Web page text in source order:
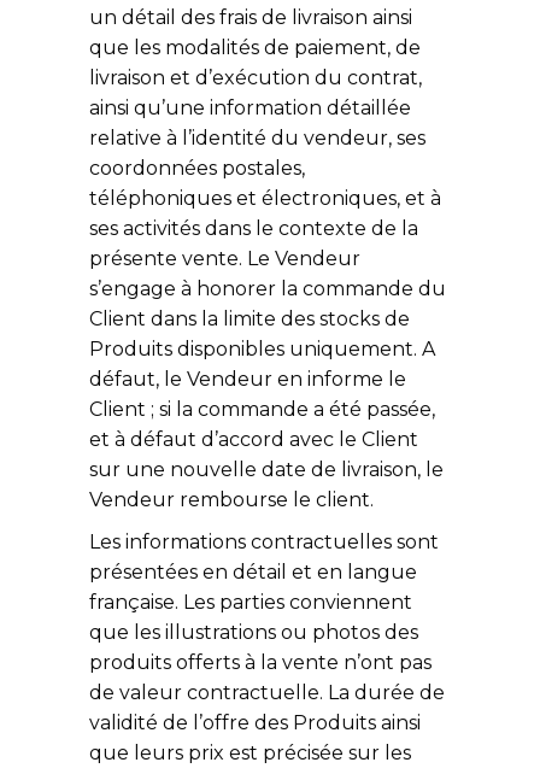
un détail des frais de livraison ainsi
que les modalités de paiement, de
livraison et d’exécution du contrat,
ainsi qu’une information détaillée
relative à l’identité du vendeur, ses
coordonnées postales,
téléphoniques et électroniques, et à
ses activités dans le contexte de la
présente vente. Le Vendeur
s’engage à honorer la commande du
Client dans la limite des stocks de
Produits disponibles uniquement. A
défaut, le Vendeur en informe le
Client ; si la commande a été passée,
et à défaut d’accord avec le Client
sur une nouvelle date de livraison, le
Vendeur rembourse le client.
Les informations contractuelles sont
présentées en détail et en langue
française. Les parties conviennent
que les illustrations ou photos des
produits offerts à la vente n’ont pas
de valeur contractuelle. La durée de
validité de l’offre des Produits ainsi
que leurs prix est précisée sur les